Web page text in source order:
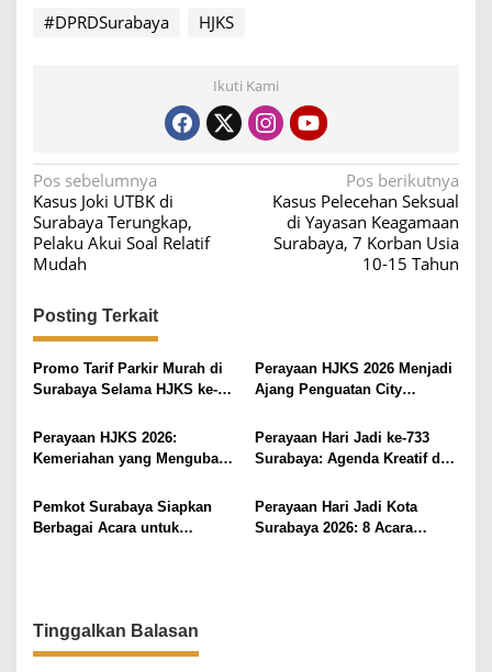
#DPRDSurabaya HJKS
Ikuti Kami
N
a
v
i
g
a
s
i
o
Pos sebelumnya
Kasus Joki UTBK di
Surabaya Terungkap,
Pelaku Akui Soal Relatif
Mudah
Pos berikutnya
Kasus Pelecehan Seksual
di Yayasan Keagamaan
Surabaya, 7 Korban Usia
10-15 Tahun
Posting Terkait
Promo Tarif Parkir Murah di
Surabaya Selama HJKS ke-
Perayaan HJKS 2026 Menjadi
Ajang Penguatan City
Perayaan HJKS 2026:
Kemeriahan yang Mengubah
Perayaan Hari Jadi ke-733
Surabaya: Agenda Kreatif dan
Wisatawan
Pemkot Surabaya Siapkan
Berbagai Acara untuk
Perayaan Hari Jadi Kota
Surabaya 2026: 8 Acara
Tinggalkan Balasan